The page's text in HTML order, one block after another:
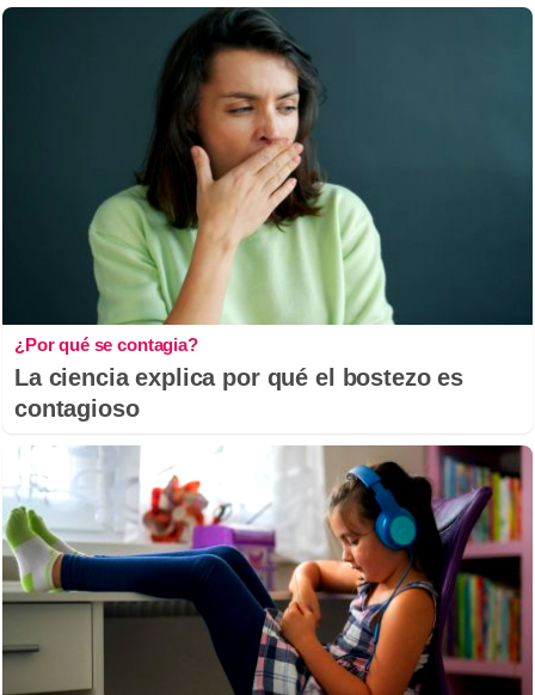
¿Por qué se contagia?
La ciencia explica por qué el bostezo es
contagioso